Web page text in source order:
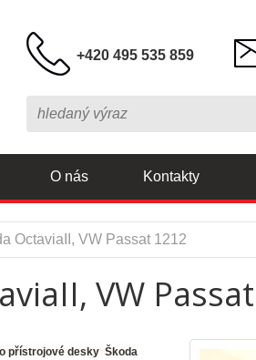
+420 495 535 859
O nás Kontakty
OctaviaII, VW Passat 1212
VW
přístrojové desky Škoda